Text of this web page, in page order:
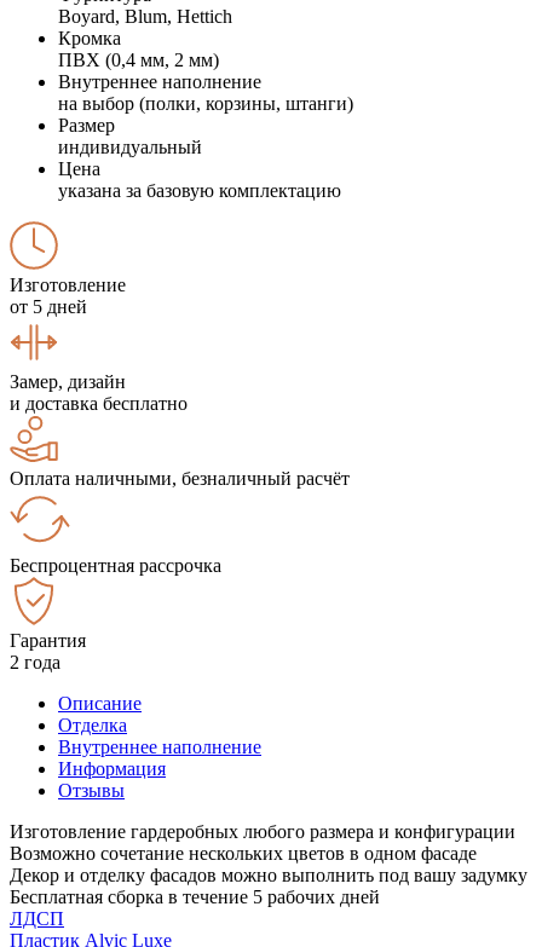
Boyard, Blum, Hettich
Кромка
ПВХ (0,4 мм, 2 мм)
Внутреннее наполнение
на выбор (полки, корзины, штанги)
Размер
индивидуальный
Цена
указана за базовую комплектацию
Изготовление
от 5 дней
Замер, дизайн
и доставка бесплатно
Оплата наличными, безналичный расчёт
Беспроцентная рассрочка
Гарантия
2 года
Описание
Отделка
Внутреннее наполнение
Информация
Отзывы
Изготовление гардеробных любого размера и конфигурации
Возможно сочетание нескольких цветов в одном фасаде
Декор и отделку фасадов можно выполнить под вашу задумку
Бесплатная сборка в течение 5 рабочих дней
ЛДСП
Пластик Alvic Luxe